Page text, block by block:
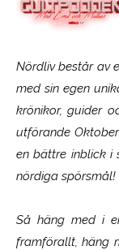
Nördliv består av
med sin egen
krönikor, guider
utförande
en bättre inblick i
nördiga spörsmål!
Så häng med i
framförallt, häng